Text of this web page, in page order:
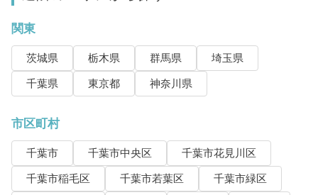
関東
茨城県 栃木県 群馬県
埼玉県
千葉県
東京都 神奈川県
市区町村
千葉市 千葉市中央区
千葉市花見川区
千葉市稲毛区
千葉市若葉区
千葉市緑区